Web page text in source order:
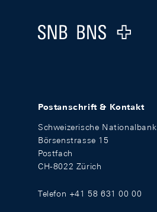
Logo
Postanschrift & Kontakt
Schweizerische Nationalbank
Börsenstrasse 15
Postfach
CH-8022 Zürich
Telefon +41 58 631 00 00